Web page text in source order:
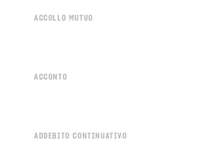
ACCOLLO MUTUO
ACCONTO
ADDEBITO CONTINUATIVO